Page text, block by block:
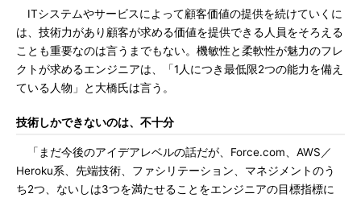
ITシステムやサービスによって顧客価値の提供を続けていくに
は、技術力があり顧客が求める価値を提供できる人員をそろえる
ことも重要なのは言うまでもない。機敏性と柔軟性が魅力のフレ
クトが求めるエンジニアは、「1人につき最低限2つの能力を備え
ている人物」と大橋氏は言う。
技術しかできないのは、不十分
「まだ今後のアイデアレベルの話だが、Force.com、AWS／
Heroku系、先端技術、ファシリテーション、マネジメントのう
ち2つ、ないしは3つを満たせることをエンジニアの目標指標に